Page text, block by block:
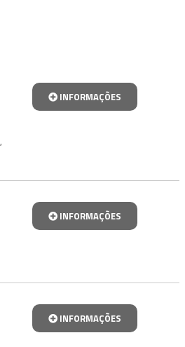
,
INFORMAÇÕES
INFORMAÇÕES
INFORMAÇÕES